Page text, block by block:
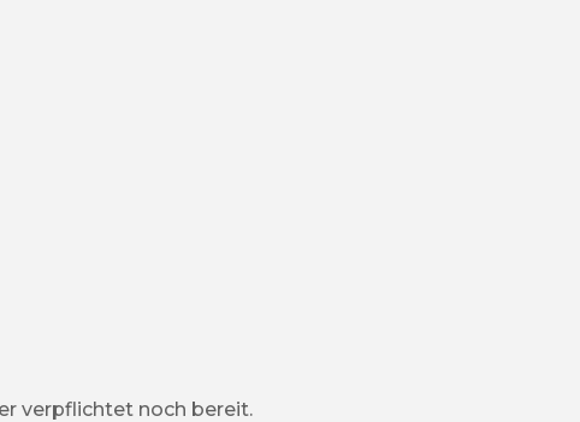
verpflichtet noch bereit.